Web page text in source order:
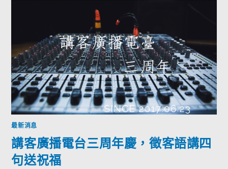
最新消息
講客廣播電台三周年慶，徵客語講四
句送祝福